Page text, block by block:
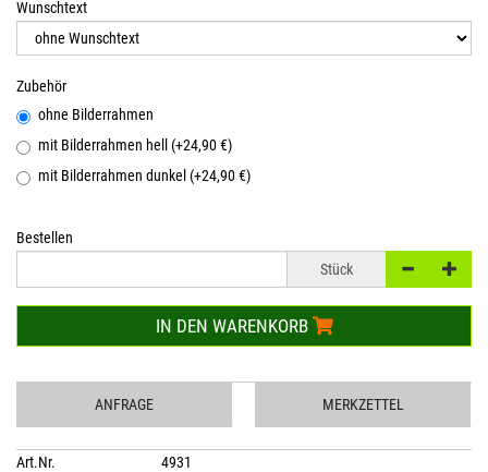
Wunschtext
Zubehör
ohne Bilderrahmen
mit Bilderrahmen hell (+24,90 €)
mit Bilderrahmen dunkel (+24,90 €)
Bestellen
Stück
IN DEN WARENKORB
ANFRAGE MERKZETTEL
Art.Nr.
4931